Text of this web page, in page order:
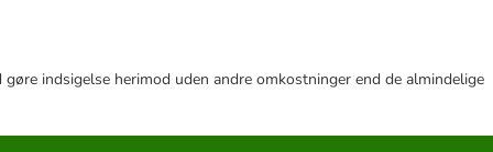
indsigelse herimod uden andre omkostninger end de almindelige